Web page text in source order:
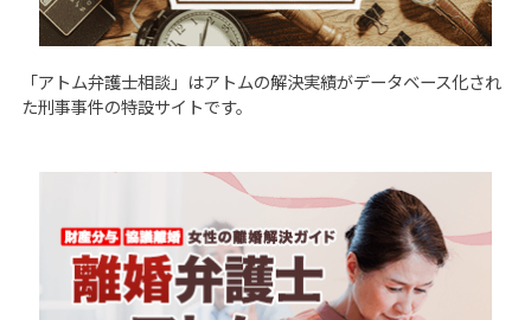
「アトム弁護士相談」はアトムの解決実績がデータベース化され
た刑事事件の特設サイトです。